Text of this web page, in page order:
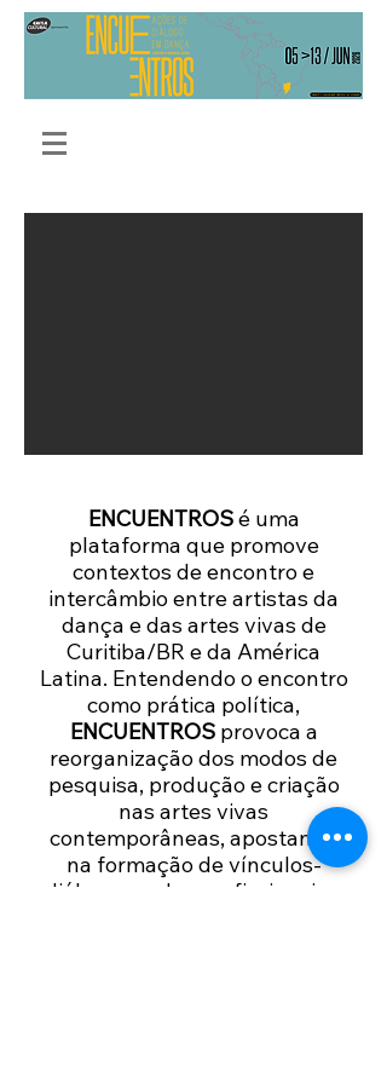
ENCUENTROSé uma
plataforma que promove
contextos de encontro e
intercâmbio entre artistas da
dança e das artes vivas de
Curitiba/BR e da América
Latina. Entendendo o encontro
como prática política,
ENCUENTROS provoca a
reorganização dos modos de
pesquisa, produção e criação
nas artes vivas
contemporâneas, apostando
na formação de vínculos-
diálogos-redes profissionais e